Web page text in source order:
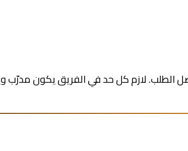
لازم كل حد في الفريق يكون مدرّب